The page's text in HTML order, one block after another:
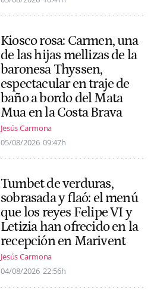
Kiosco rosa: Carmen, una
de las hijas mellizas de la
baronesa Thyssen,
espectacular en traje de
baño a bordo del Mata
Mua en la Costa Brava
Jesús Carmona
05/08/2026 09:47h
Tumbet de verduras,
sobrasada y flaó: el menú
que los reyes Felipe VI y
Letizia han ofrecido en la
recepción en Marivent
Jesús Carmona
04/08/2026 22:56h